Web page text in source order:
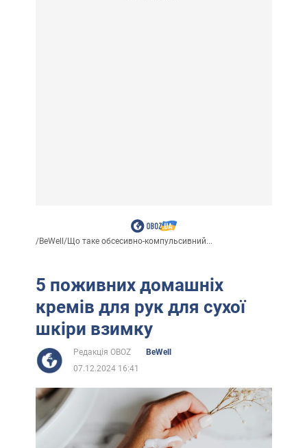
/BeWell/Що таке обсесивно-компульсивний...
5 поживних домашніх
кремів для рук для сухої
шкіри взимку
Редакція OBOZ
BeWell
07.12.2024 16:41